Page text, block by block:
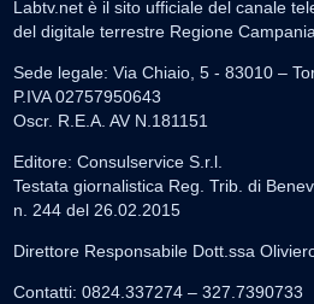
Labtv.net è il sito ufficiale del canale
del digitale terrestre Regione Campania
Sede legale: Via Chiaio, 5 - 83010 –
P.IVA 02757950643
Oscr. R.E.A. AV N.181151
Editore: Consulservice S.r.l.
Testata giornalistica Reg. Trib. di
n. 244 del 26.02.2015
Direttore Responsabile Dott.ssa
Contatti: 0824.337274 – 327.7390733